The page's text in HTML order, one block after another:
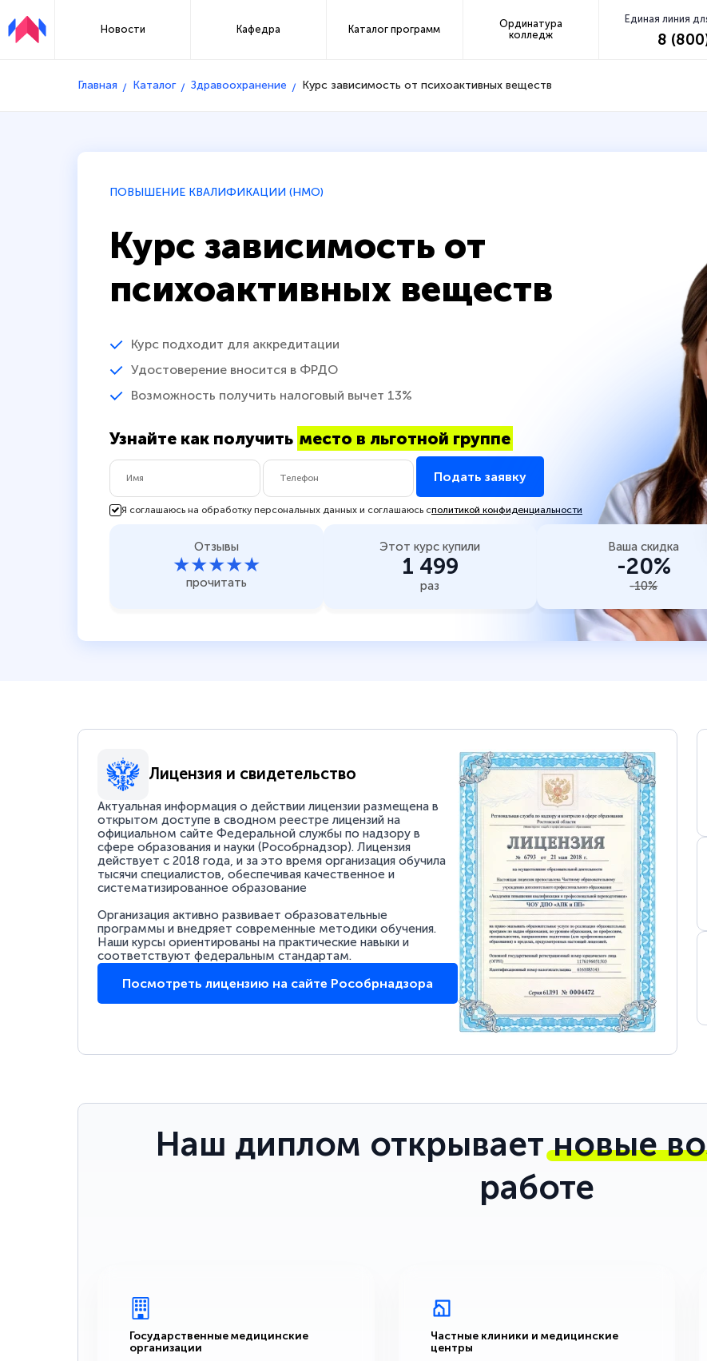
Новости Кафедра Каталог программ
Ординатура
колледж
Единая линия
8
Главная Каталог Здравоохранение Курс зависимость от психоактивных веществ
ПОВЫШЕНИЕ КВАЛИФИКАЦИИ (НМО)
Курс зависимость от
психоактивных веществ
Курс подходит для аккредитации
Удостоверение вносится в ФРДО
Возможность получить налоговый вычет 13%
Узнайте как получить место в льготной группе
Подать заявку
Я соглашаюсь на обработку персональных данных и соглашаюсь сполитикой конфиденциальности
Отзывы
★★★★★
прочитать
Этот курс купили
1 499
раз
Ваша скидка
-20%
-10%
Лицензия и свидетельство
Актуальная информация о действии лицензии размещена в
открытом доступе в сводном реестре лицензий на
официальном сайте Федеральной службы по надзору в
сфере образования и науки (Рособрнадзор). Лицензия
действует с 2018 года, и за это время организация обучила
тысячи специалистов, обеспечивая качественное и
систематизированное образование
Организация активно развивает образовательные
программы и внедряет современные методики обучения.
Наши курсы ориентированы на практические навыки и
соответствуют федеральным стандартам.
Посмотреть лицензию на сайте Рособрнадзора
Наш диплом открываетновые
работе
Государственные медицинские
организации
Частные клиники и медицинские
центры